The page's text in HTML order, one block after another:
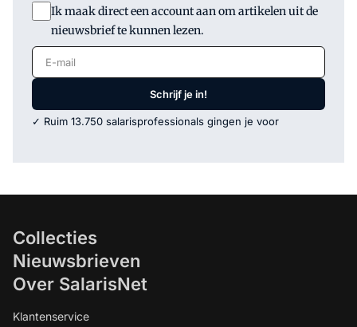
Ik maak direct een account aan om artikelen uit de
nieuwsbrief te kunnen lezen.
E-mail
Schrijf je in!
✓ Ruim 13.750 salarisprofessionals gingen je voor
Collecties
Nieuwsbrieven
Over SalarisNet
Klantenservice